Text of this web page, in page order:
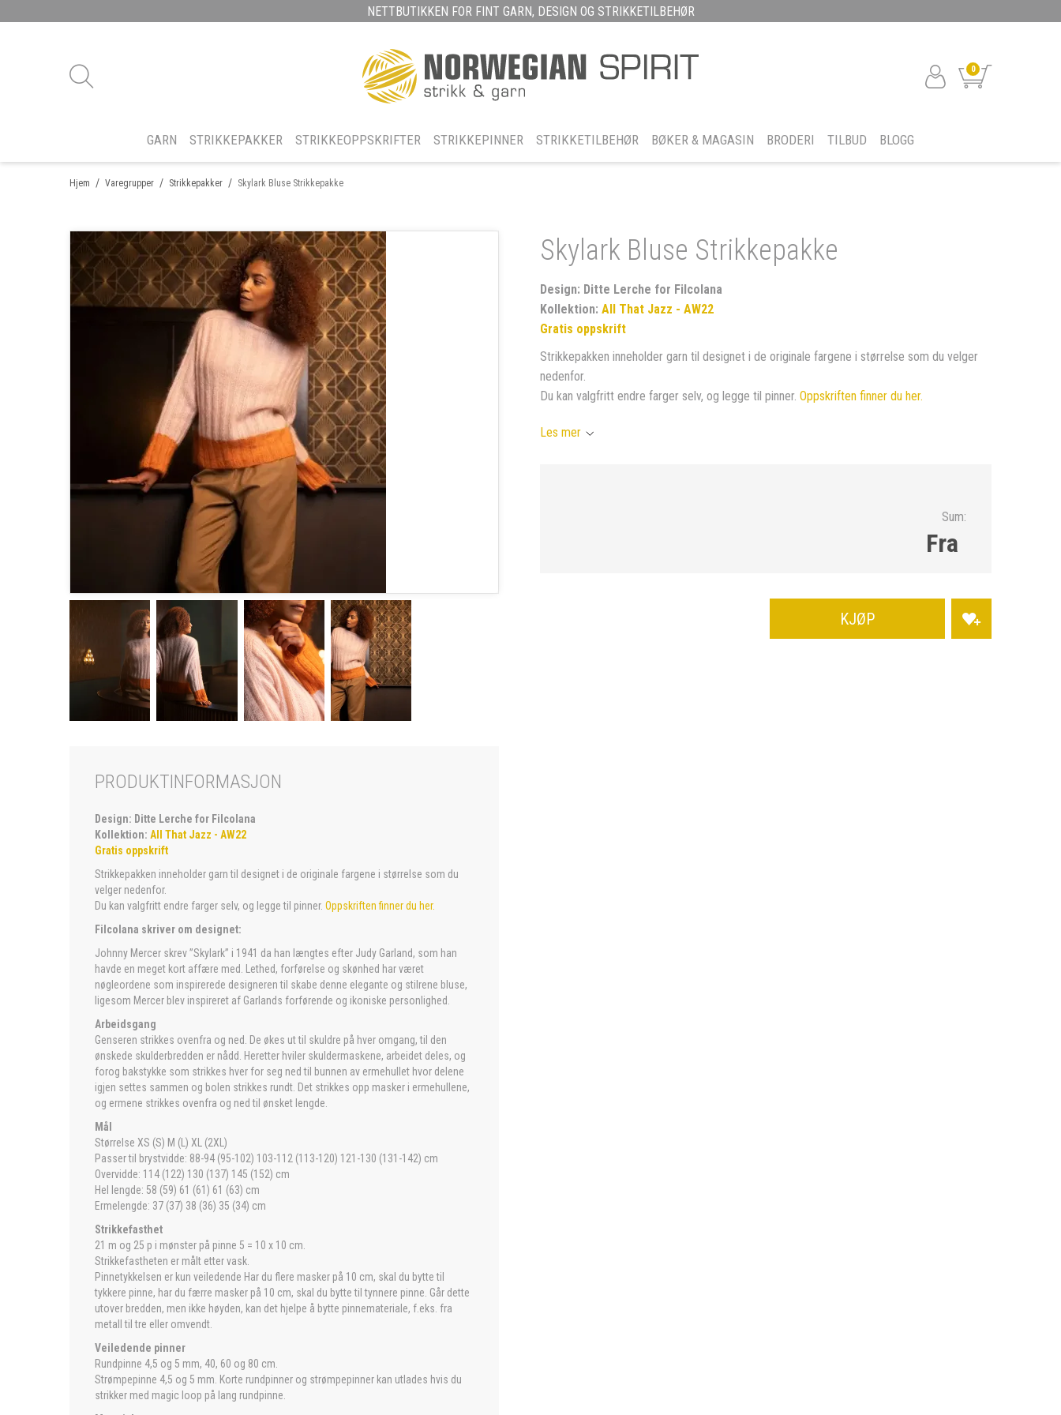
NETTBUTIKKEN FOR FINT GARN, DESIGN OG STRIKKETILBEHØR
0
GARN STRIKKEPAKKER STRIKKEOPPSKRIFTER STRIKKEPINNER STRIKKETILBEHØR BØKER & MAGASIN BRODERI TILBUD BLOGG
/
Hjem /
Varegrupper /
Strikkepakker Skylark Bluse Strikkepakke
PRODUKTINFORMASJON
Design: Ditte Lerche for Filcolana
Kollektion: All That Jazz - AW22
Gratis oppskrift
Strikkepakken inneholder garn til designet i de originale fargene i størrelse som du
velger nedenfor.
Du kan valgfritt endre farger selv, og legge til pinner. Oppskriften finner du her.
Filcolana skriver om designet:
Johnny Mercer skrev ”Skylark” i 1941 da han længtes efter Judy Garland, som han
havde en meget kort affære med. Lethed, forførelse og skønhed har været
nøgleordene som inspirerede designeren til skabe denne elegante og stilrene bluse,
ligesom Mercer blev inspireret af Garlands forførende og ikoniske personlighed.
Arbeidsgang
Genseren strikkes ovenfra og ned. De økes ut til skuldre på hver omgang, til den
ønskede skulderbredden er nådd. Heretter hviler skuldermaskene, arbeidet deles, og
forog bakstykke som strikkes hver for seg ned til bunnen av ermehullet hvor delene
igjen settes sammen og bolen strikkes rundt. Det strikkes opp masker i ermehullene,
og ermene strikkes ovenfra og ned til ønsket lengde.
Mål
Størrelse XS (S) M (L) XL (2XL)
Passer til brystvidde: 88-94 (95-102) 103-112 (113-120) 121-130 (131-142) cm
Overvidde: 114 (122) 130 (137) 145 (152) cm
Hel lengde: 58 (59) 61 (61) 61 (63) cm
Ermelengde: 37 (37) 38 (36) 35 (34) cm
Strikkefasthet
21 m og 25 p i mønster på pinne 5 = 10 x 10 cm.
Strikkefastheten er målt etter vask.
Pinnetykkelsen er kun veiledende Har du flere masker på 10 cm, skal du bytte til
tykkere pinne, har du færre masker på 10 cm, skal du bytte til tynnere pinne. Går dette
utover bredden, men ikke høyden, kan det hjelpe å bytte pinnemateriale, f.eks. fra
metall til tre eller omvendt.
Veiledende pinner
Rundpinne 4,5 og 5 mm, 40, 60 og 80 cm.
Strømpepinne 4,5 og 5 mm. Korte rundpinner og strømpepinner kan utlades hvis du
strikker med magic loop på lang rundpinne.
Skylark Bluse Strikkepakke
Design: Ditte Lerche for Filcolana
Kollektion: All That Jazz - AW22
Gratis oppskrift
Strikkepakken inneholder garn til designet i de originale fargene i størrelse som du velger
nedenfor.
Du kan valgfritt endre farger selv, og legge til pinner. Oppskriften finner du her.
Les mer
Sum:
Fra
KJØP